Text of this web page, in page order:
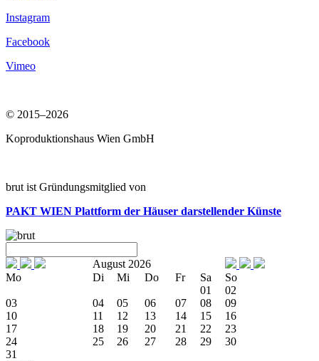
Instagram
Facebook
Vimeo
© 2015–2026
Koproduktionshaus Wien GmbH
brut ist Gründungsmitglied von
PAKT WIEN Plattform der Häuser darstellender Künste
August 2026
Mo
Di Mi Do Fr Sa
So
01
02
03
04 05 06 07 08
09
10
11 12 13 14 15
16
17
18 19 20 21 22
23
24
25 26 27 28 29
30
31